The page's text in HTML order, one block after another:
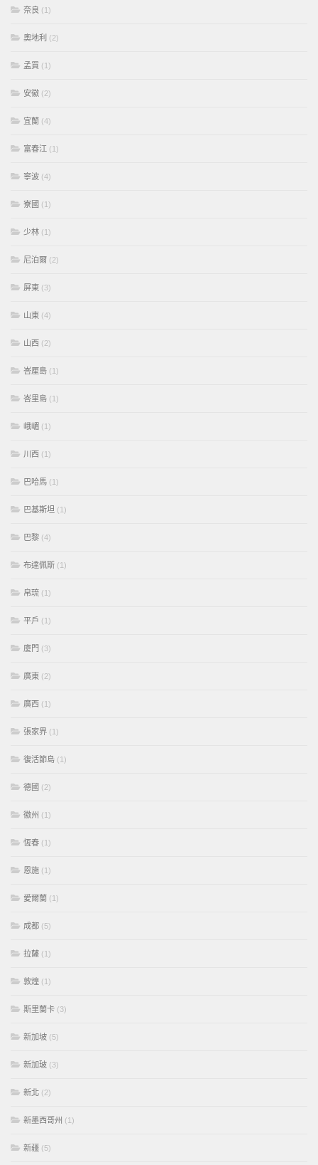
奈良 (1)
奧地利 (2)
孟買 (1)
安徽 (2)
宜蘭 (4)
富春江 (1)
寧波 (4)
寮國 (1)
少林 (1)
尼泊爾 (2)
屏東 (3)
山東 (4)
山西 (2)
峇厘島 (1)
峇里島 (1)
峨嵋 (1)
川西 (1)
巴哈馬 (1)
巴基斯坦 (1)
巴黎 (4)
布達佩斯 (1)
帛琉 (1)
平戶 (1)
廈門 (3)
廣東 (2)
廣西 (1)
張家界 (1)
復活節島 (1)
德國 (2)
徽州 (1)
恆春 (1)
恩施 (1)
愛爾蘭 (1)
成都 (5)
拉薩 (1)
敦煌 (1)
斯里蘭卡 (3)
新加坡 (5)
新加玻 (3)
新北 (2)
新墨西哥州 (1)
新疆 (5)